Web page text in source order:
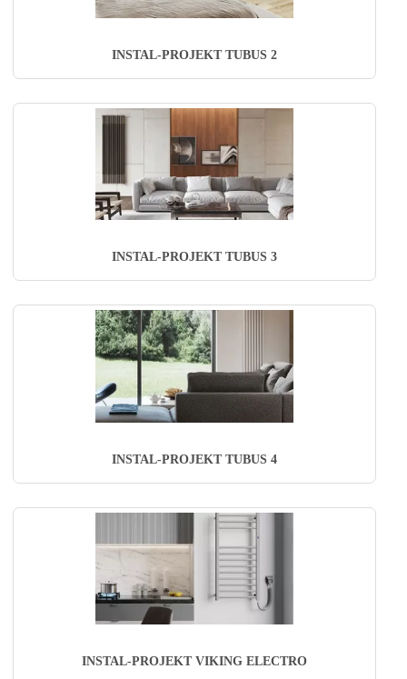
INSTAL-PROJEKT TUBUS 2
INSTAL-PROJEKT TUBUS 3
INSTAL-PROJEKT TUBUS 4
INSTAL-PROJEKT VIKING ELECTRO